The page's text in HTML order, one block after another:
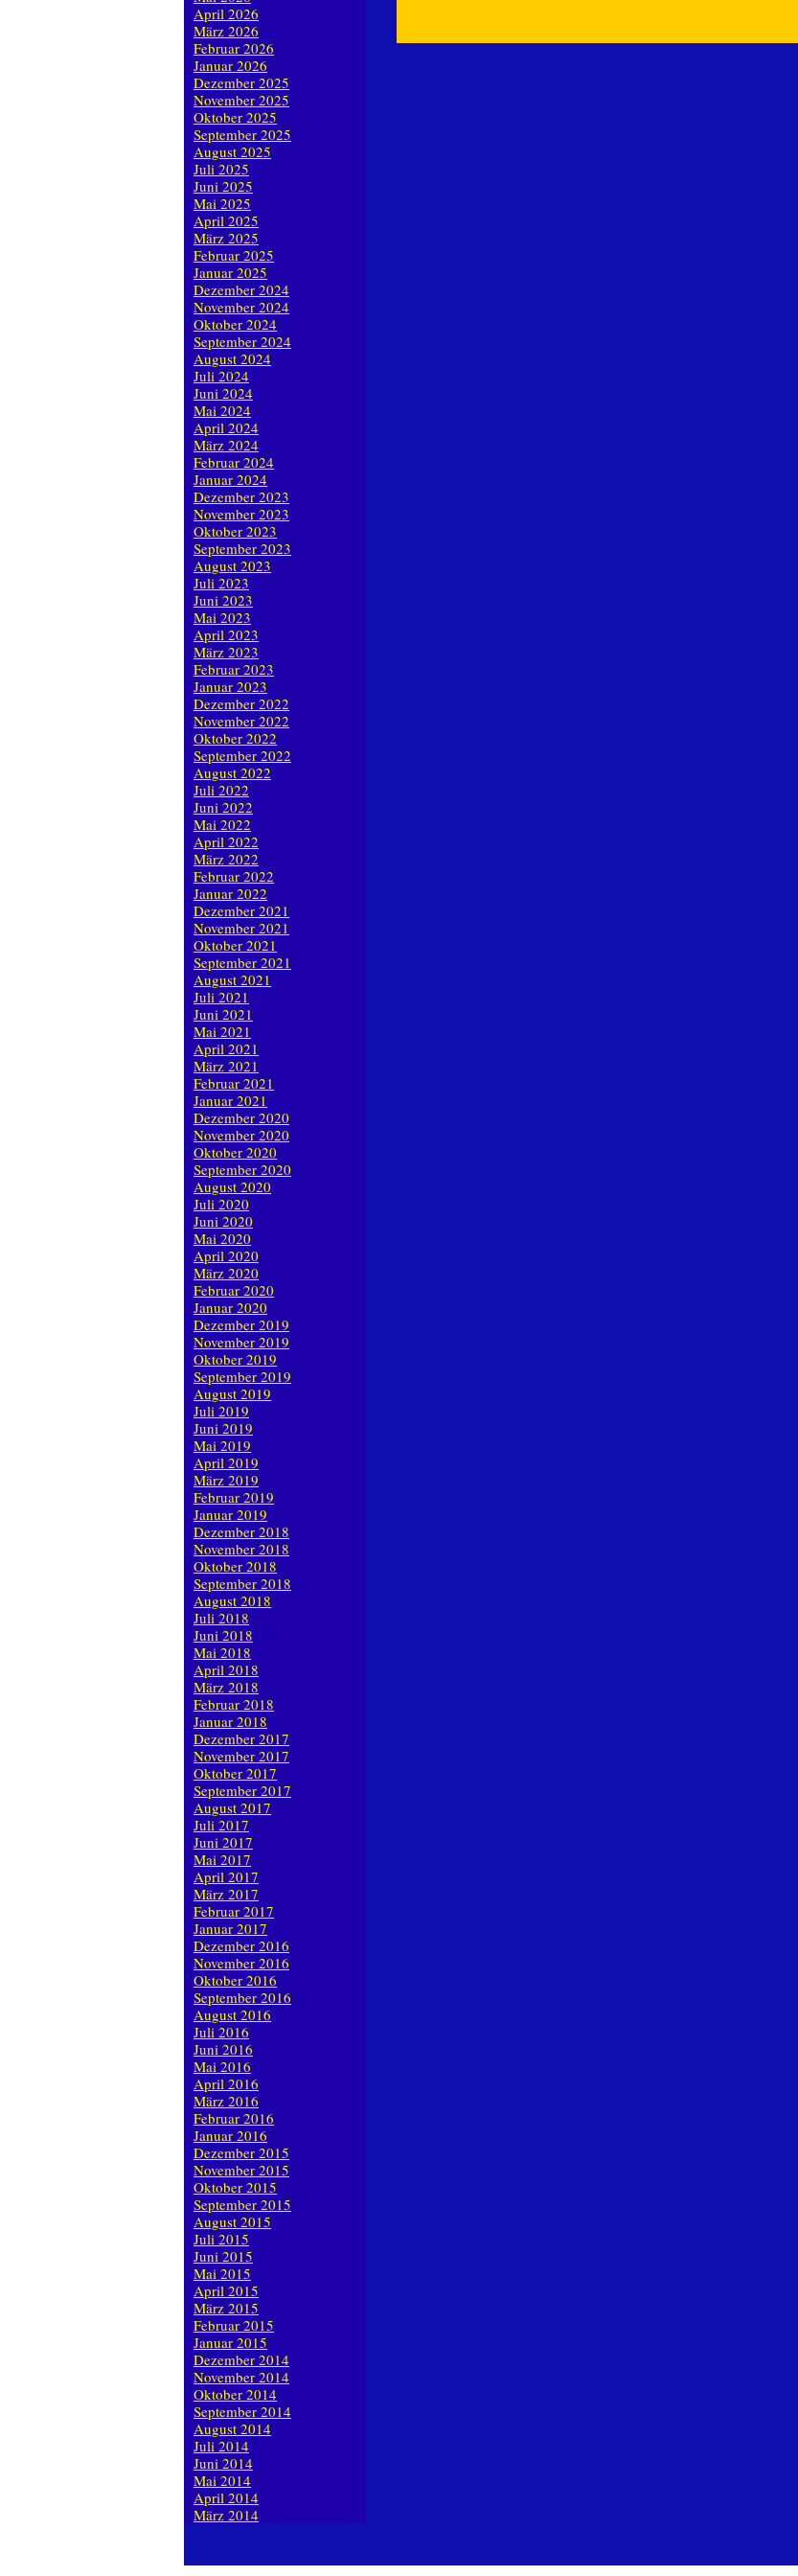
April 2026
März 2026
Februar 2026
Januar 2026
Dezember 2025
November 2025
Oktober 2025
September 2025
August 2025
Juli 2025
Juni 2025
Mai 2025
April 2025
März 2025
Februar 2025
Januar 2025
Dezember 2024
November 2024
Oktober 2024
September 2024
August 2024
Juli 2024
Juni 2024
Mai 2024
April 2024
März 2024
Februar 2024
Januar 2024
Dezember 2023
November 2023
Oktober 2023
September 2023
August 2023
Juli 2023
Juni 2023
Mai 2023
April 2023
März 2023
Februar 2023
Januar 2023
Dezember 2022
November 2022
Oktober 2022
September 2022
August 2022
Juli 2022
Juni 2022
Mai 2022
April 2022
März 2022
Februar 2022
Januar 2022
Dezember 2021
November 2021
Oktober 2021
September 2021
August 2021
Juli 2021
Juni 2021
Mai 2021
April 2021
März 2021
Februar 2021
Januar 2021
Dezember 2020
November 2020
Oktober 2020
September 2020
August 2020
Juli 2020
Juni 2020
Mai 2020
April 2020
März 2020
Februar 2020
Januar 2020
Dezember 2019
November 2019
Oktober 2019
September 2019
August 2019
Juli 2019
Juni 2019
Mai 2019
April 2019
März 2019
Februar 2019
Januar 2019
Dezember 2018
November 2018
Oktober 2018
September 2018
August 2018
Juli 2018
Juni 2018
Mai 2018
April 2018
März 2018
Februar 2018
Januar 2018
Dezember 2017
November 2017
Oktober 2017
September 2017
August 2017
Juli 2017
Juni 2017
Mai 2017
April 2017
März 2017
Februar 2017
Januar 2017
Dezember 2016
November 2016
Oktober 2016
September 2016
August 2016
Juli 2016
Juni 2016
Mai 2016
April 2016
März 2016
Februar 2016
Januar 2016
Dezember 2015
November 2015
Oktober 2015
September 2015
August 2015
Juli 2015
Juni 2015
Mai 2015
April 2015
März 2015
Februar 2015
Januar 2015
Dezember 2014
November 2014
Oktober 2014
September 2014
August 2014
Juli 2014
Juni 2014
Mai 2014
April 2014
März 2014